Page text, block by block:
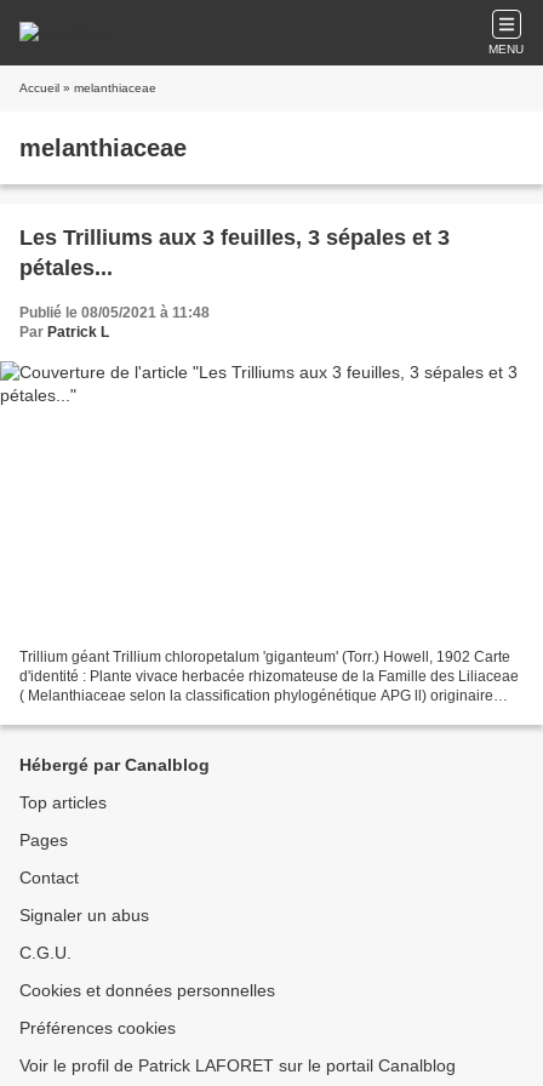
MENU
Accueil » melanthiaceae
melanthiaceae
Les Trilliums aux 3 feuilles, 3 sépales et 3
pétales...
Publié le 08/05/2021 à 11:48
Par Patrick L
Trillium géant Trillium chloropetalum 'giganteum' (Torr.) Howell, 1902 Carte
d'identité : Plante vivace herbacée rhizomateuse de la Famille des Liliaceae
( Melanthiaceae selon la classification phylogénétique APG ll) originaire
Hébergé par Canalblog
Top articles
Pages
Contact
Signaler un abus
C.G.U.
Cookies et données personnelles
Préférences cookies
Voir le profil de Patrick LAFORET sur le portail Canalblog